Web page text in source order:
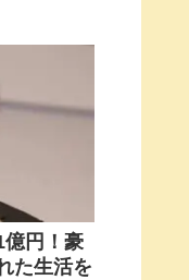
億円！豪
た生活を